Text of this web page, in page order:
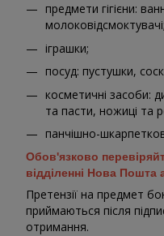
предмети гігієни:
молоковідсмоктувачі;
іграшки;
посуд: пустушки,
косметичні засоби:
та пасти, ножиці та
панчішно-
Обов'язково
відділенні Нова Пошта
Претензії на предмет
приймаються після
отримання.